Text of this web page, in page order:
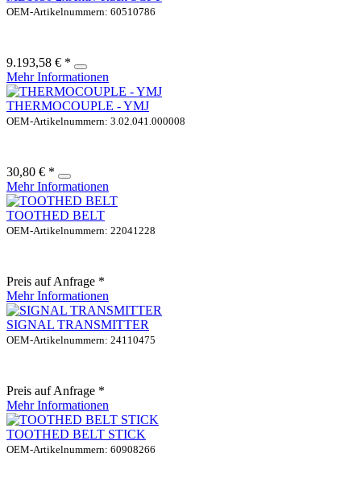
OEM-Artikelnummern: 60510786
9.193,58 € *
Mehr Informationen
THERMOCOUPLE - YMJ
OEM-Artikelnummern: 3.02.041.000008
30,80 € *
Mehr Informationen
TOOTHED BELT
OEM-Artikelnummern: 22041228
Preis auf Anfrage *
Mehr Informationen
SIGNAL TRANSMITTER
OEM-Artikelnummern: 24110475
Preis auf Anfrage *
Mehr Informationen
TOOTHED BELT STICK
OEM-Artikelnummern: 60908266